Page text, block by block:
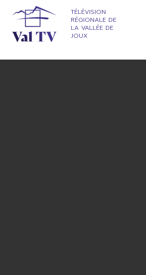
TÉLÉVISION
RÉGIONALE DE
LA VALLÉE DE
JOUX